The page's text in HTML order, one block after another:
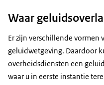
Waar
Er zijn verschillende
geluidwetgeving. Daardoor
overheidsdiensten een
waar u in eerste instantie